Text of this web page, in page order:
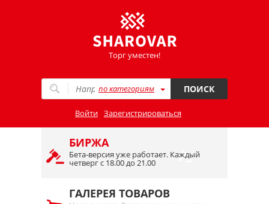
Торг уместен!
по категориям ПОИСК
Войти Зарегистрироваться
БИРЖА
Бета-версия уже работает. Каждый
четверг с 18.00 до 21.00
ГАЛЕРЕЯ ТОВАРОВ